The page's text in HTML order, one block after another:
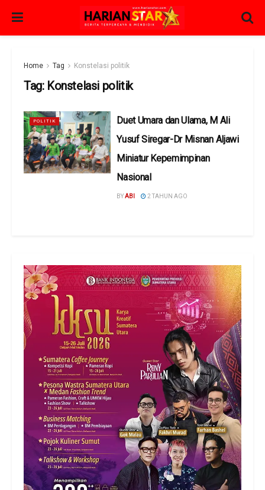
Home Tag Konstelasi politik
Tag: Konstelasi politik
POLITIK
Duet Umara dan Ulama, M Ali
Yusuf Siregar-Dr Misnan Aljawi
Miniatur Kepemimpinan
Nasional
BYABI 2 TAHUN AGO